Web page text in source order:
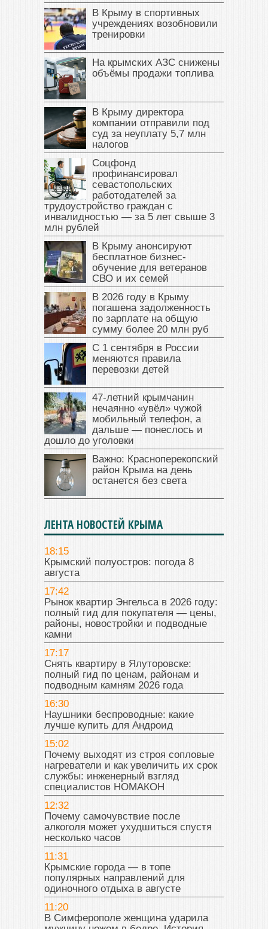
В Крыму в спортивных
учреждениях возобновили
тренировки
На крымских АЗС снижены
объёмы продажи топлива
В Крыму директора
компании отправили под
суд за неуплату 5,7 млн
налогов
Соцфонд
профинансировал
севастопольских
работодателей за
трудоустройство граждан с
инвалидностью — за 5 лет свыше 3
млн рублей
В Крыму анонсируют
бесплатное бизнес-
обучение для ветеранов
СВО и их семей
В 2026 году в Крыму
погашена задолженность
по зарплате на общую
сумму более 20 млн руб
С 1 сентября в России
меняются правила
перевозки детей
47‑летний крымчанин
нечаянно «увёл» чужой
мобильный телефон, а
дальше — понеслось и
дошло до уголовки
Важно: Красноперекопский
район Крыма на день
останется без света
ЛЕНТА НОВОСТЕЙ КРЫМА
18:15
Крымский полуостров: погода 8
августа
17:42
Рынок квартир Энгельса в 2026 году:
полный гид для покупателя — цены,
районы, новостройки и подводные
камни
17:17
Снять квартиру в Ялуторовске:
полный гид по ценам, районам и
подводным камням 2026 года
16:30
Наушники беспроводные: какие
лучше купить для Андроид
15:02
Почему выходят из строя сопловые
нагреватели и как увеличить их срок
службы: инженерный взгляд
специалистов НОМАКОН
12:32
Почему самочувствие после
алкоголя может ухудшиться спустя
несколько часов
11:31
Крымские города — в топе
популярных направлений для
одиночного отдыха в августе
11:20
В Симферополе женщина ударила